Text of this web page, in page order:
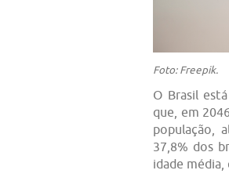
Foto: Freepik.
O Brasil
que, em
população,
37,8% dos
idade média,